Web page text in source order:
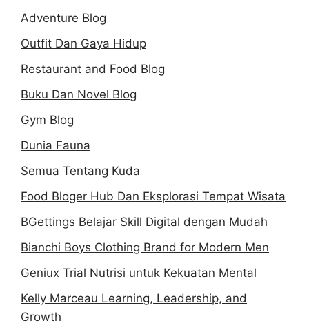
Adventure Blog
Outfit Dan Gaya Hidup
Restaurant and Food Blog
Buku Dan Novel Blog
Gym Blog
Dunia Fauna
Semua Tentang Kuda
Food Bloger Hub Dan Eksplorasi Tempat Wisata
BGettings Belajar Skill Digital dengan Mudah
Bianchi Boys Clothing Brand for Modern Men
Geniux Trial Nutrisi untuk Kekuatan Mental
Kelly Marceau Learning, Leadership, and
Growth